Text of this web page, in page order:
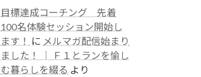
目標達成コーチング 先着
100名体験セッション開始し
ます！
に メルマガ配信始まり
ました！ │ Ｆ１とランを愉し
む暮らしを綴る より